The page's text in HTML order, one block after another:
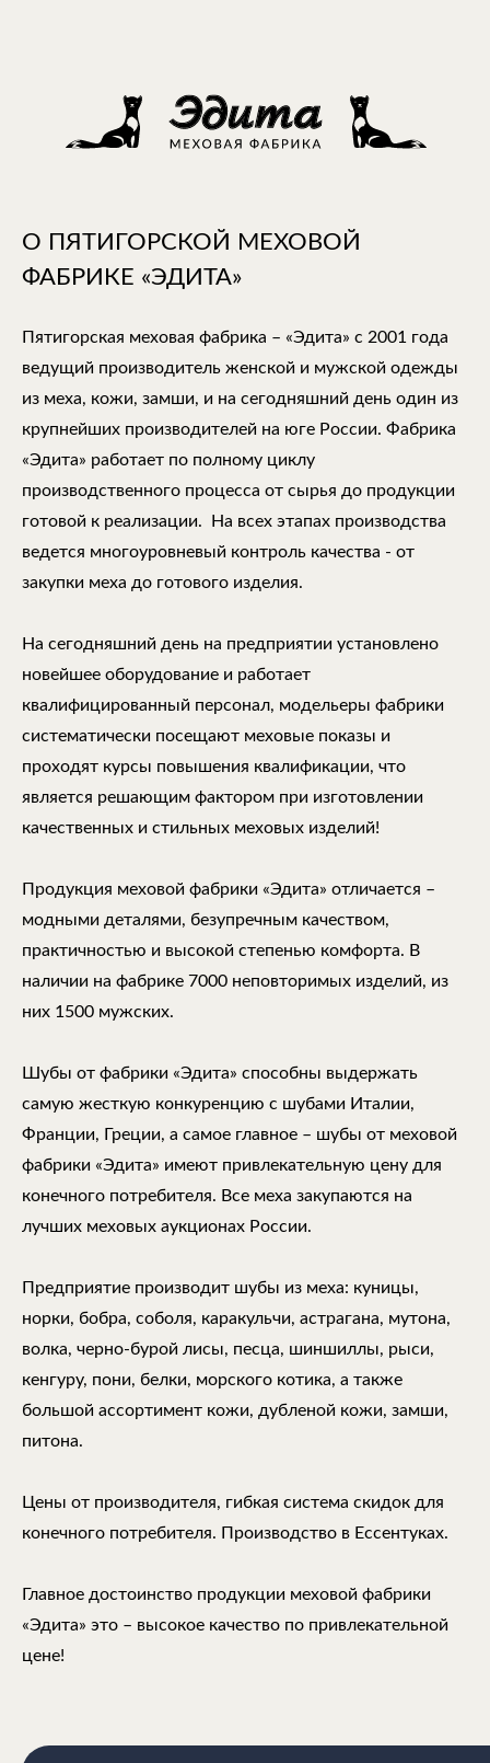
О ПЯТИГОРСКОЙ МЕХОВОЙ
ФАБРИКЕ «ЭДИТА»
Пятигорская меховая фабрика – «Эдита» с 2001 года
ведущий производитель женской и мужской одежды
из меха, кожи, замши, и на сегодняшний день один из
крупнейших производителей на юге России. Фабрика
«Эдита» работает по полному циклу
производственного процесса от сырья до продукции
готовой к реализации. На всех этапах производства
ведется многоуровневый контроль качества - от
закупки меха до готового изделия.
На сегодняшний день на предприятии установлено
новейшее оборудование и работает
квалифицированный персонал, модельеры фабрики
систематически посещают меховые показы и
проходят курсы повышения квалификации, что
является решающим фактором при изготовлении
качественных и стильных меховых изделий!
Продукция меховой фабрики «Эдита» отличается –
модными деталями, безупречным качеством,
практичностью и высокой степенью комфорта. В
наличии на фабрике 7000 неповторимых изделий, из
них 1500 мужских.
Шубы от фабрики «Эдита» способны выдержать
самую жесткую конкуренцию с шубами Италии,
Франции, Греции, а самое главное – шубы от меховой
фабрики «Эдита» имеют привлекательную цену для
конечного потребителя. Все меха закупаются на
лучших меховых аукционах России.
Предприятие производит шубы из меха: куницы,
норки, бобра, соболя, каракульчи, астрагана, мутона,
волка, черно-бурой лисы, песца, шиншиллы, рыси,
кенгуру, пони, белки, морского котика, а также
большой ассортимент кожи, дубленой кожи, замши,
питона.
Цены от производителя, гибкая система скидок для
конечного потребителя. Производство в Ессентуках.
Главное достоинство продукции меховой фабрики
«Эдита» это – высокое качество по привлекательной
цене!